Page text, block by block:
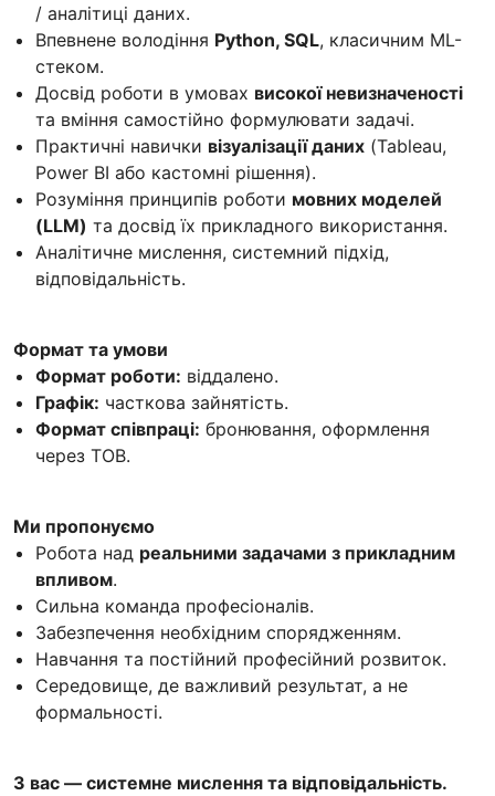
/ аналітиці даних.
Впевнене володіння Python, SQL, класичним ML-
стеком.
Досвід роботи в умовах високої невизначеності
та вміння самостійно формулювати задачі.
Практичні навички візуалізації даних (Tableau,
Power BI або кастомні рішення).
Розуміння принципів роботи мовних моделей
(LLM) та досвід їх прикладного використання.
Аналітичне мислення, системний підхід,
відповідальність.
Формат та умови
Формат роботи: віддалено.
Графік: часткова зайнятість.
Формат співпраці: бронювання, оформлення
через ТОВ.
Ми пропонуємо
Робота над реальними задачами з прикладним
впливом.
Сильна команда професіоналів.
Забезпечення необхідним спорядженням.
Навчання та постійний професійний розвиток.
Середовище, де важливий результат, а не
формальності.
З вас — системне мислення та відповідальність.